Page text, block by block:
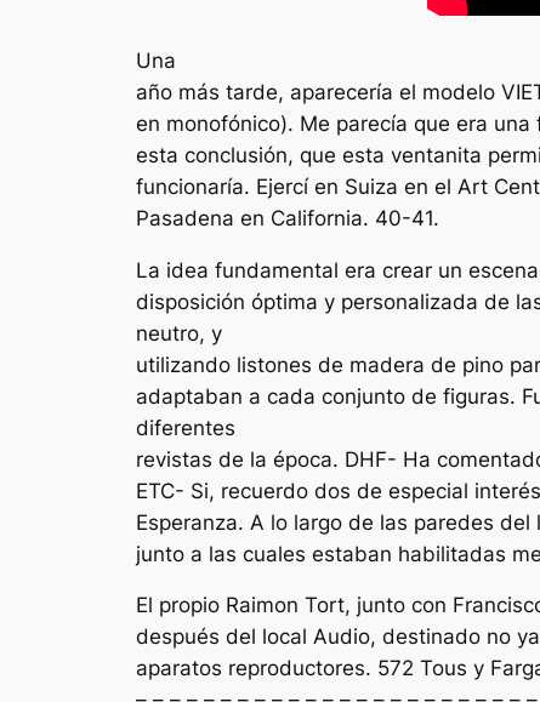
Una
año más tarde, aparecería el modelo
en monofónico). Me parecía que era
esta conclusión, que esta ventanita
funcionaría. Ejercí en Suiza en el Art
Pasadena en California. 40-41.
La idea fundamental era crear un
disposición óptima y personalizada de
neutro, y
utilizando listones de madera de pino
adaptaban a cada conjunto de figuras.
diferentes
revistas de la época. DHF- Ha
ETC- Si, recuerdo dos de especial
Esperanza. A lo largo de las paredes
junto a las cuales estaban habilitadas
El propio Raimon Tort, junto con
después del local Audio, destinado no
aparatos reproductores. 572 Tous y